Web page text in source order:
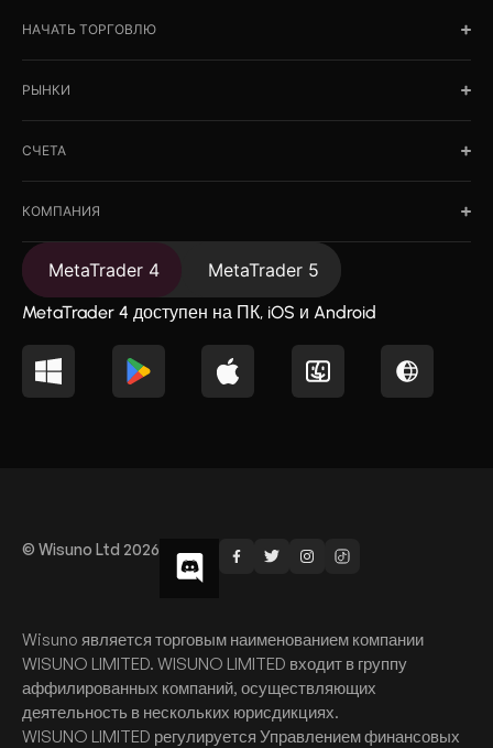
НАЧАТЬ ТОРГОВЛЮ
РЫНКИ
СЧЕТА
КОМПАНИЯ
MetaTrader 4 MetaTrader 5
MetaTrader 4 доступен на ПК, iOS и Android
© Wisuno Ltd 2026
Wisuno является торговым наименованием компании
WISUNO LIMITED. WISUNO LIMITED входит в группу
аффилированных компаний, осуществляющих
деятельность в нескольких юрисдикциях.
WISUNO LIMITED регулируется Управлением финансовых